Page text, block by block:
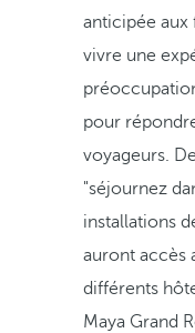
anticipée
vivre une
pour
voyageurs.
"séjournez
installations
auront accès
différents
Maya Grand